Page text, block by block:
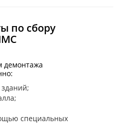
по сбору
демонтажа
специальных